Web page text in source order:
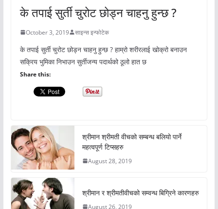
के तपाई सुर्ती चुरोट छोड्न चाहनु हुन्छ ?
October 3, 2019 साइन्स इन्फोटेक
के तपाई सुर्ती चुरोट छोड्न चाहनु हुन्छ ? हाम्रो शरीरलाई खोक्रो बनाउन
सक्रिय भुमिका निभाउन सुर्तीजन्य पदार्थको ठूलो हात छ
Share this:
श्रीमान श्रीमती वीचको सम्बन्ध बलियो पार्ने
महत्वपूर्ण टिप्सहरु
August 28, 2019
श्रीमान र श्रीमतीवीचको सम्वन्ध बिग्रिने कारणहरु
August 26, 2019